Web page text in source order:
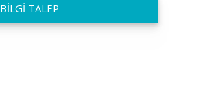
BİLGİ TALEP